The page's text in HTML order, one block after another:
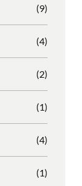
(9)
(4)
(2)
(1)
(4)
(1)